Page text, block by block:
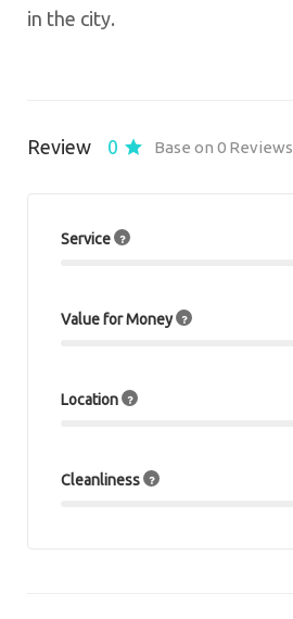
in the city.
Review 0 Base on 0 Reviews
Service
Value for Money
Location
Cleanliness